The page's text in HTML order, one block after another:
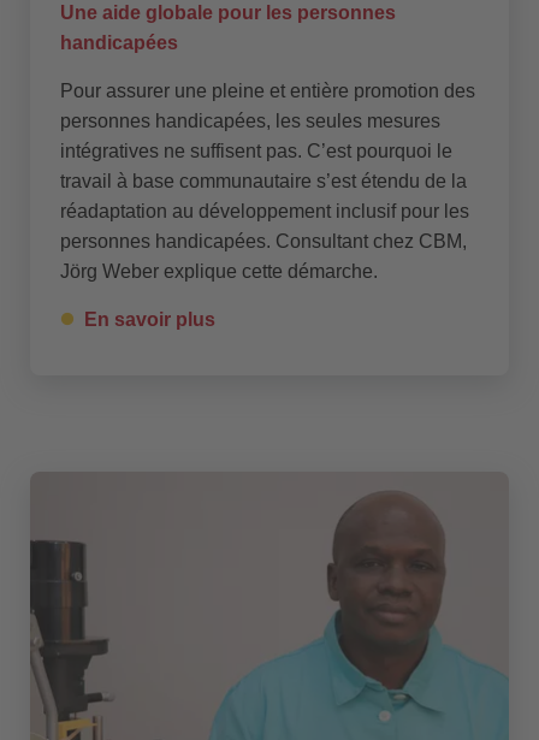
Une aide globale pour les personnes
handicapées
Pour assurer une pleine et entière promotion des
personnes handicapées, les seules mesures
intégratives ne suffisent pas. C’est pourquoi le
travail à base communautaire s’est étendu de la
réadaptation au développement inclusif pour les
personnes handicapées. Consultant chez CBM,
Jörg Weber explique cette démarche.
En savoir plus